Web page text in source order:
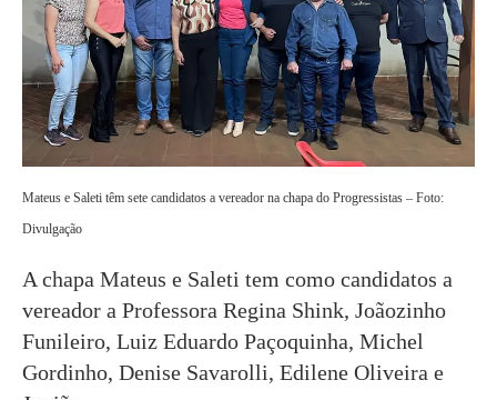
Mateus e Saleti têm sete candidatos a vereador na chapa do Progressistas – Foto:
Divulgação
A chapa Mateus e Saleti tem como candidatos a
vereador a Professora Regina Shink, Joãozinho
Funileiro, Luiz Eduardo Paçoquinha, Michel
Gordinho, Denise Savarolli, Edilene Oliveira e